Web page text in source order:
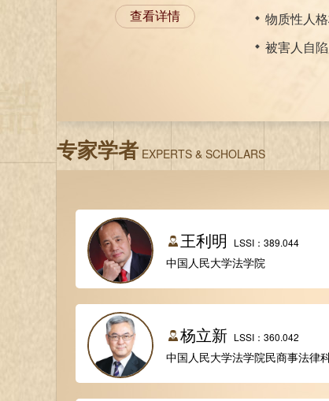
查看
监察全覆
论作为中
专家学者 EXPERTS & SCHOLARS
王利明 LSSI：389.044
中国人民大学法学院
杨立新 LSSI：360.042
中国人民大学法学院民商事法律